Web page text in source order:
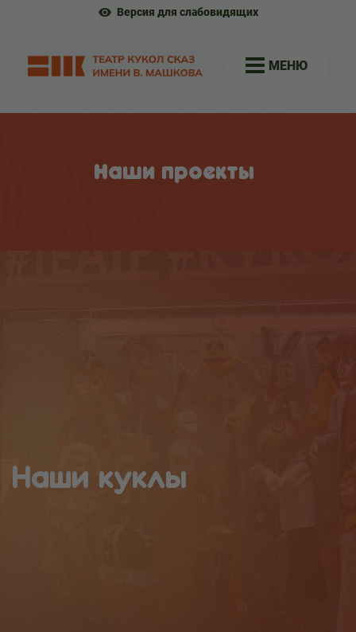
Версия для слабовидящих
МЕНЮ
Наши проекты
Наши куклы